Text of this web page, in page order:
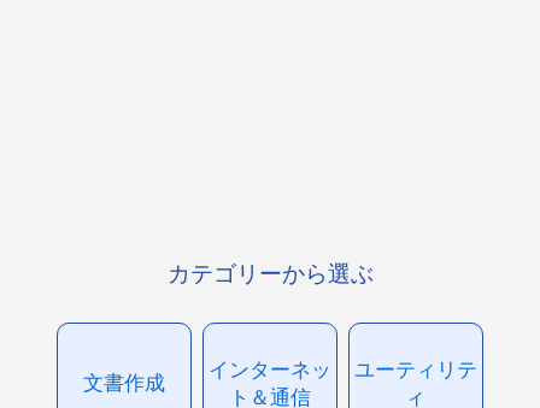
カテゴリーから選ぶ
文書作成
インターネッ
ト＆通信
ユーティリテ
ィ